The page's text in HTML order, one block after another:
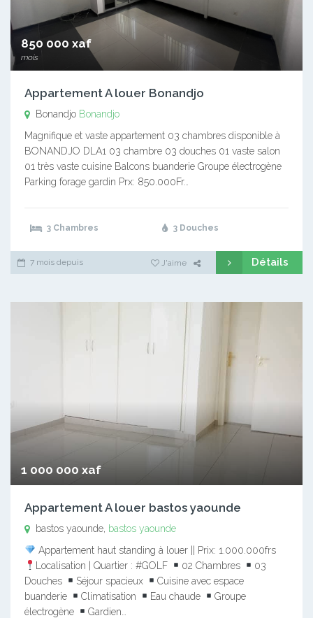
850 000 xaf
mois
Appartement A louer Bonandjo
Bonandjo Bonandjo
Magnifique et vaste appartement 03 chambres disponible à
BONANDJO DLA1 03 chambre 03 douches 01 vaste salon
01 très vaste cuisine Balcons buanderie Groupe électrogène
Parking forage gardin Prx: 850.000Fr…
3 Chambres 3 Douches
7 mois depuis J'aime Détails
1 000 000 xaf
Appartement A louer bastos yaounde
bastos yaounde, bastos yaounde
Appartement haut standing à louer || Prix: 1.000.000frs
Localisation | Quartier : #GOLF
02 Chambres
03
Douches
Séjour spacieux
Cuisine avec espace
buanderie
Climatisation Eau chaude
Groupe
électrogène
Gardien…